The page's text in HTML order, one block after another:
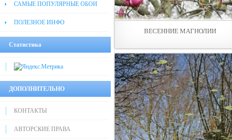
САМЫЕ ПОПУЛЯРНЫЕ ОБОИ
ПОЛЕЗНОЕ ИНФО
Статистика
ДОПОЛНИТЕЛЬНО
КОНТАКТЫ
АВТОРСКИЕ ПРАВА
ВЕСЕННИЕ МАГНОЛИИ